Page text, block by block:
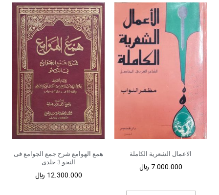
الاعمال الشعریة الکاملة
7.000.000 ﷼
همع الهوامع شرح جمع الجوامع فی
النحو 3 جلدی
12.300.000 ﷼